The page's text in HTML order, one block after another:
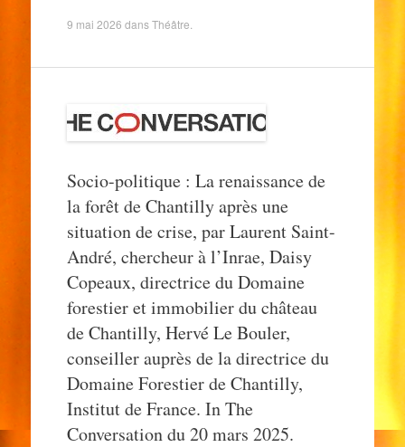
9 mai 2026 dansThéâtre
Socio-politique : La renaissance de
la forêt de Chantilly après une
situation de crise, par Laurent Saint-
André, chercheur à l’Inrae, Daisy
Copeaux, directrice du Domaine
forestier et immobilier du château
de Chantilly, Hervé Le Bouler,
conseiller auprès de la directrice du
Domaine Forestier de Chantilly,
Institut de France. In The
Conversation du 20 mars 2025.